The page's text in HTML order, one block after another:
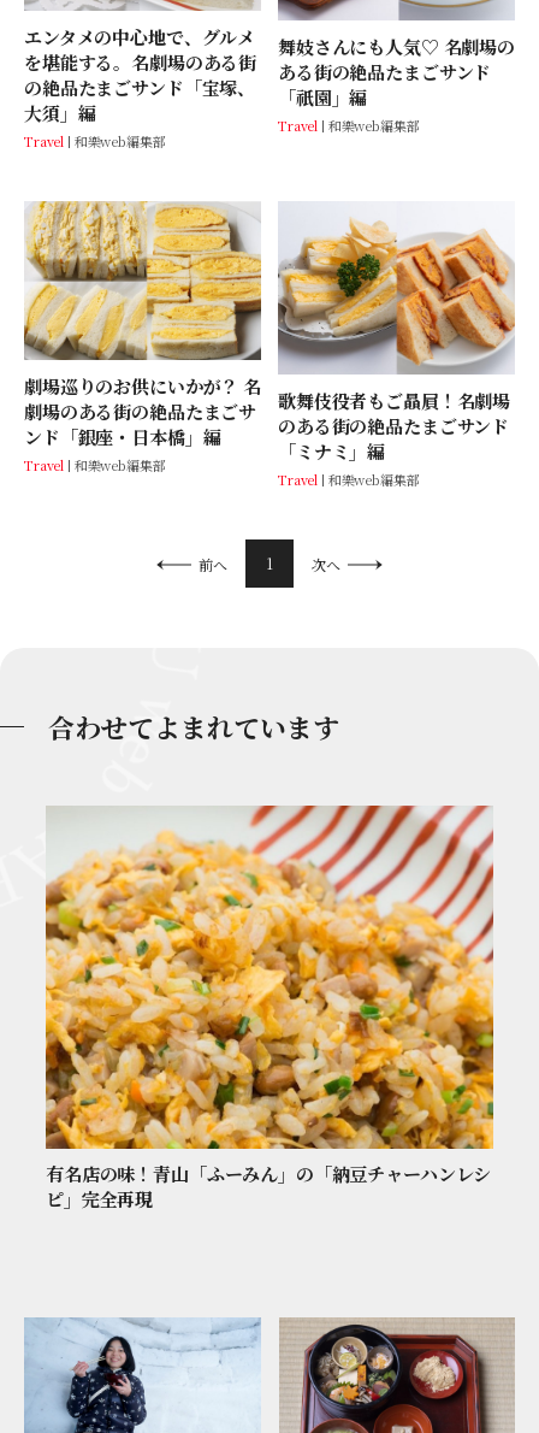
エンタメの中心地で、グルメ
を堪能する。名劇場のある街
の絶品たまごサンド「宝塚、
大須」編
Travel 和樂web編集部
舞妓さんにも人気♡ 名劇場の
ある街の絶品たまごサンド
「祇園」編
Travel 和樂web編集部
劇場巡りのお供にいかが？ 名
劇場のある街の絶品たまごサ
ンド「銀座・日本橋」編
Travel 和樂web編集部
歌舞伎役者もご贔屓！名劇場
のある街の絶品たまごサンド
「ミナミ」編
Travel 和樂web編集部
前へ 1 次へ
合わせてよまれています
有名店の味！青山「ふーみん」の「納豆チャーハンレシ
ピ」完全再現